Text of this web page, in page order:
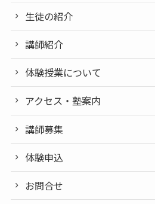
生徒の紹介
講師紹介
体験授業について
アクセス・塾案内
講師募集
体験申込
お問合せ